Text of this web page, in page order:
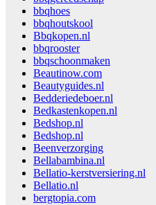
bbqhoes
bbqhoutskool
Bbqkopen.nl
bbqrooster
bbqschoonmaken
Beautinow.com
Beautyguides.nl
Bedderiedeboer.nl
Bedkastenkopen.nl
Bedshop.nl
Bedshop.nl
Beenverzorging
Bellabambina.nl
Bellatio-kerstversiering.nl
Bellatio.nl
bergtopia.com